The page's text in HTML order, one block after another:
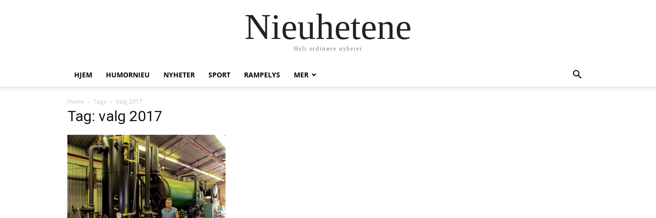
Nieuhetene
Helt ordinære nyheter
HJEM HUMORNIEU NYHETER SPORT RAMPELYS MER
Home Tags Valg 2017
Tag: valg 2017